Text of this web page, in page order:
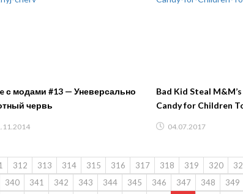
с модами #13 — Уневерсально
червь
Bad Kid Steal
Candy for Children
04.07.2017
312 313 314 315 316 317 318 319 320
340 341 342 343 344 345 346 347 348 349